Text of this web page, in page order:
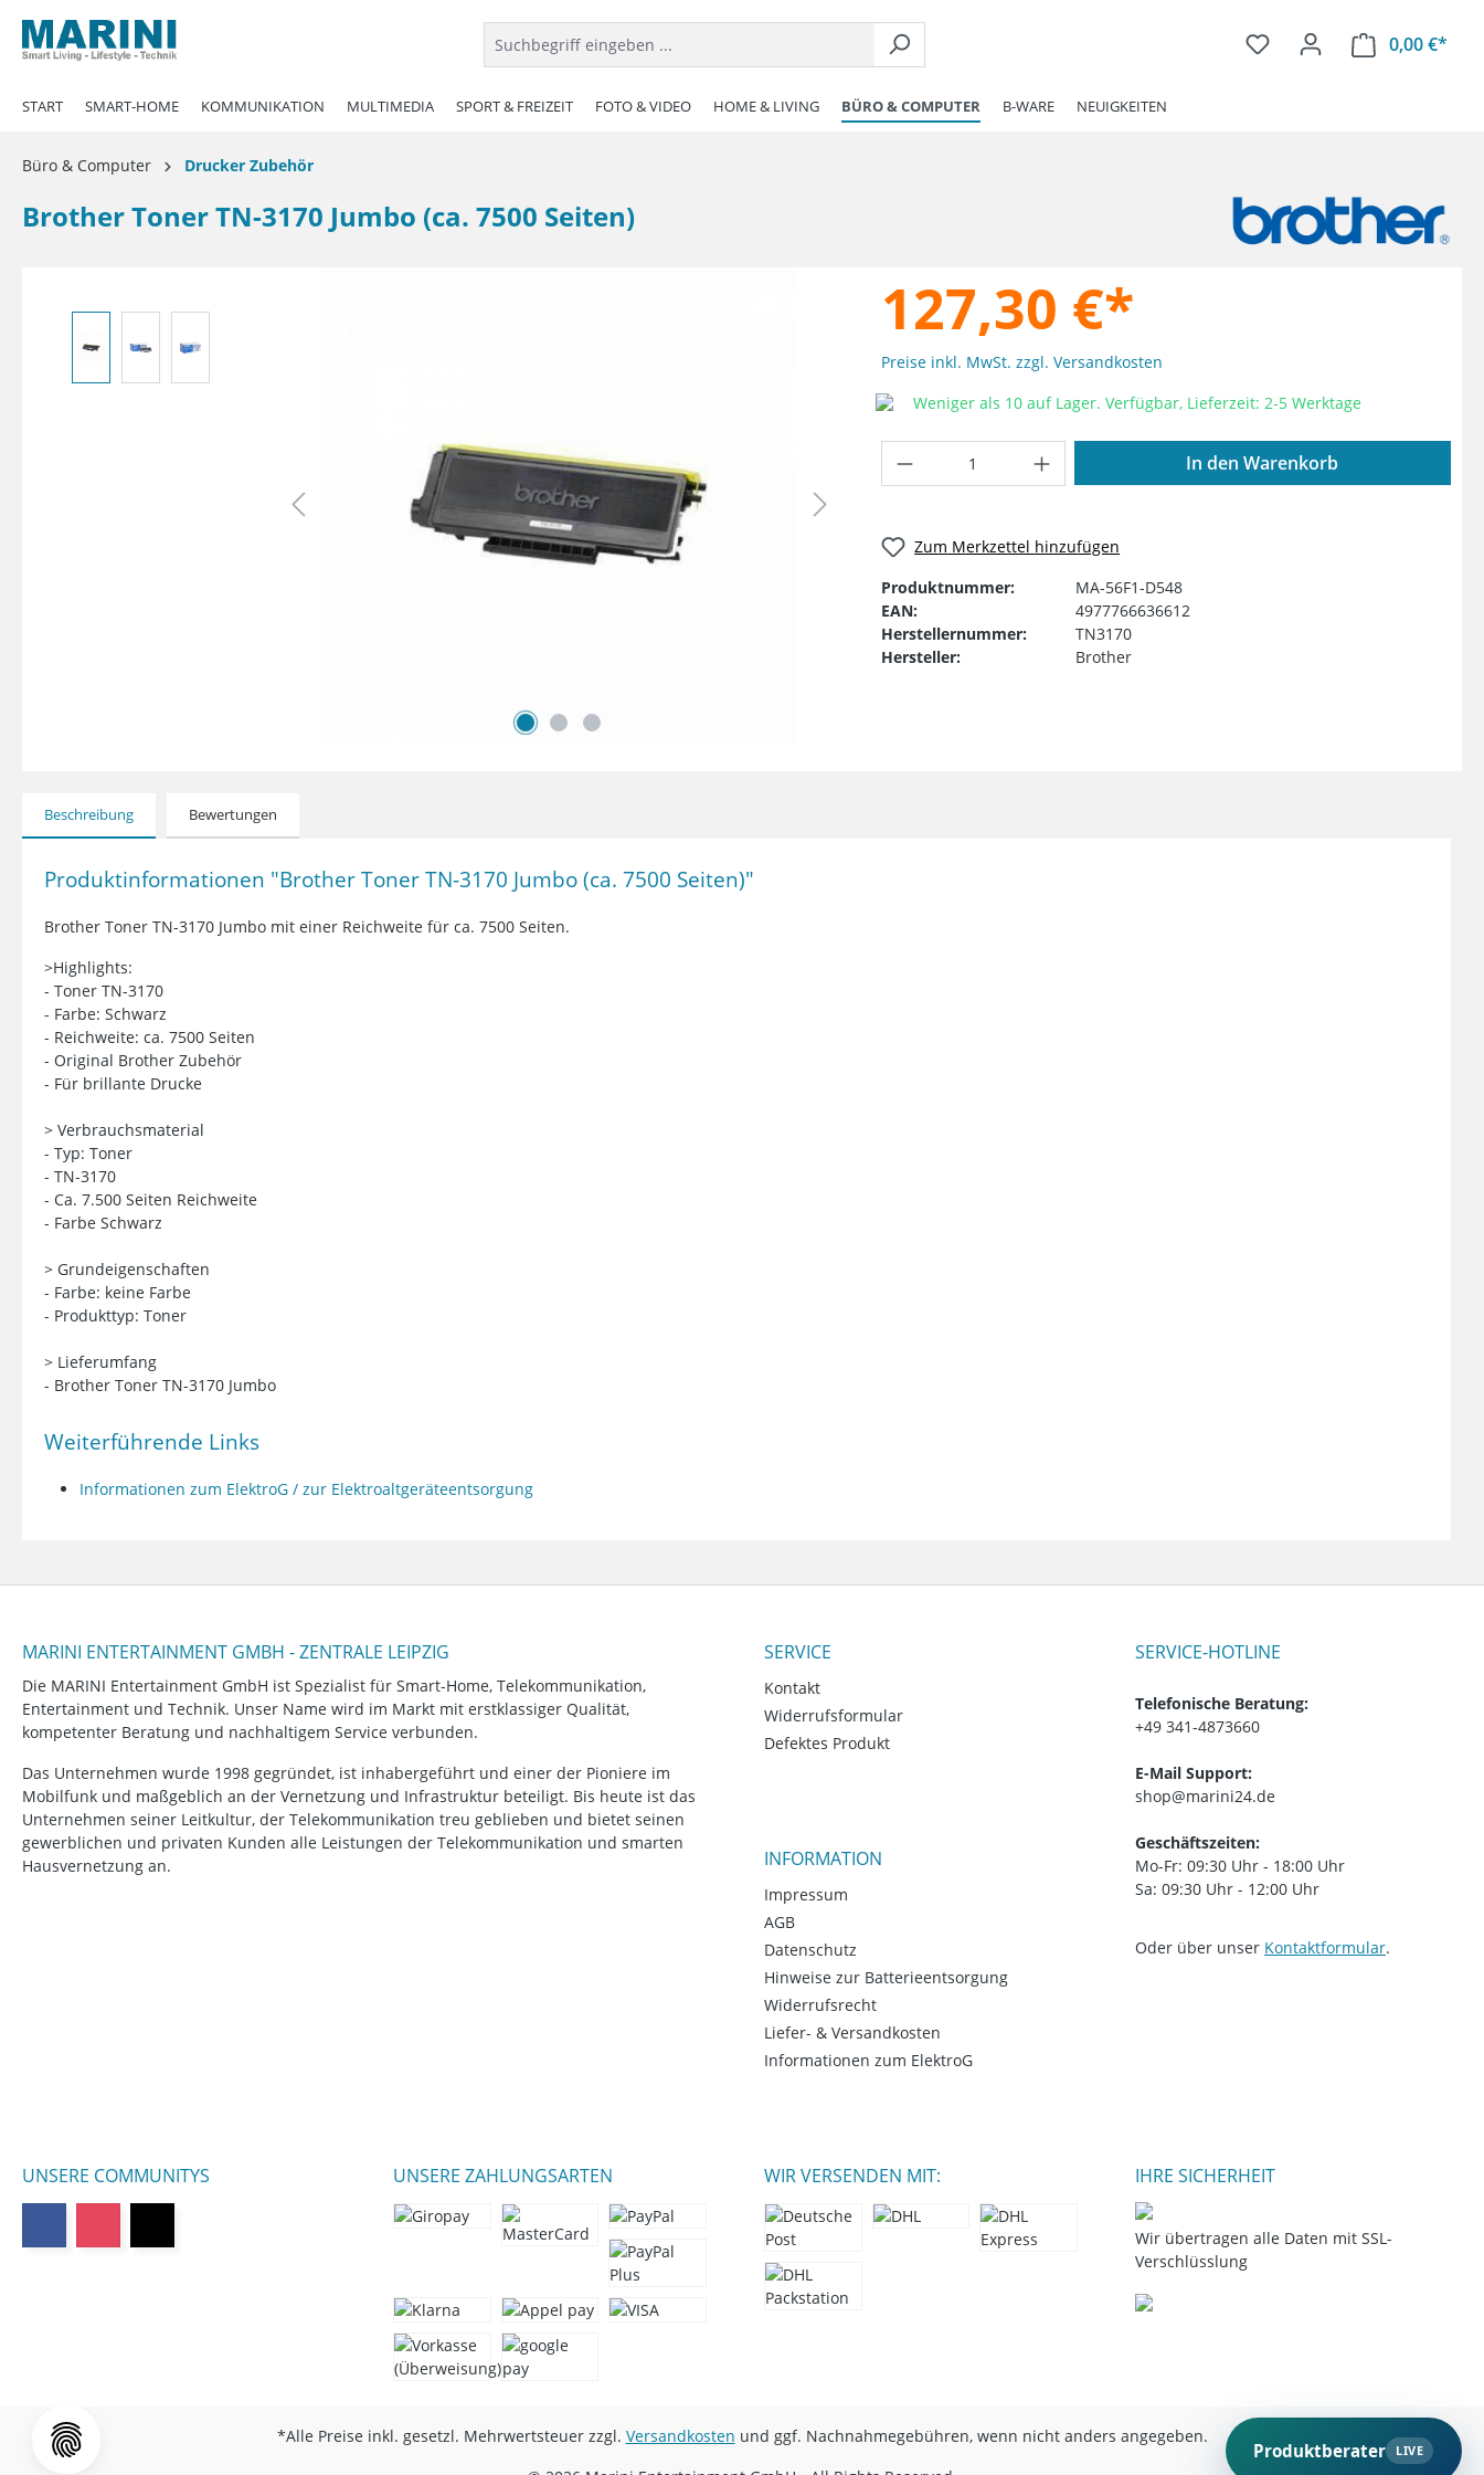
Zur Hauptnavigation springen
0,00 €*
START SMART-HOME KOMMUNIKATION MULTIMEDIA SPORT & FREIZEIT FOTO & VIDEO HOME & LIVING BÜRO & COMPUTER B-WARE NEUIGKEITEN
Büro & Computer Drucker Zubehör
Brother Toner TN-3170 Jumbo (ca. 7500 Seiten)
127,30 €*
Preise inkl. MwSt. zzgl. Versandkosten
Weniger als 10 auf Lager. Verfügbar, Lieferzeit: 2-5 Werktage
Produkt Anzahl: Gib den gewünschten Wert
In den Warenkorb
Zum Merkzettel hinzufügen
Produktnummer:
MA-56F1-D548
EAN:
4977766636612
Herstellernummer:
TN3170
Hersteller:
Brother
Beschreibung Bewertungen
Produktinformationen "Brother Toner TN-3170 Jumbo (ca. 7500 Seiten)"
Brother Toner TN-3170 Jumbo mit einer Reichweite für ca. 7500 Seiten.
>Highlights:
- Toner TN-3170
- Farbe: Schwarz
- Reichweite: ca. 7500 Seiten
- Original Brother Zubehör
- Für brillante Drucke
> Verbrauchsmaterial
- Typ: Toner
- TN-3170
- Ca. 7.500 Seiten Reichweite
- Farbe Schwarz
> Grundeigenschaften
- Farbe: keine Farbe
- Produkttyp: Toner
> Lieferumfang
- Brother Toner TN-3170 Jumbo
Weiterführende Links
Informationen zum ElektroG / zur Elektroaltgeräteentsorgung
MARINI ENTERTAINMENT GMBH - ZENTRALE LEIPZIG
Die MARINI Entertainment GmbH ist Spezialist für Smart-Home, Telekommunikation,
Entertainment und Technik. Unser Name wird im Markt mit erstklassiger Qualität,
kompetenter Beratung und nachhaltigem Service verbunden.
Das Unternehmen wurde 1998 gegründet, ist inhabergeführt und einer der Pioniere im
Mobilfunk und maßgeblich an der Vernetzung und Infrastruktur beteiligt. Bis heute ist das
Unternehmen seiner Leitkultur, der Telekommunikation treu geblieben und bietet seinen
gewerblichen und privaten Kunden alle Leistungen der Telekommunikation und smarten
Hausvernetzung an.
SERVICE
Kontakt
Widerrufsformular
Defektes Produkt
INFORMATION
Impressum
AGB
Datenschutz
Hinweise zur Batterieentsorgung
Widerrufsrecht
Liefer- & Versandkosten
Informationen zum ElektroG
SERVICE-HOTLINE
Telefonische Beratung:
+49 341-4873660
E-Mail Support:
shop@marini24.de
Geschäftszeiten:
Mo-Fr: 09:30 Uhr - 18:00 Uhr
Sa: 09:30 Uhr - 12:00 Uhr
Oder über unser Kontaktformular.
UNSERE COMMUNITYS UNSERE ZAHLUNGSARTEN WIR VERSENDEN MIT: IHRE SICHERHEIT
Wir übertragen alle Daten mit SSL-
Verschlüsslung
*Alle Preise inkl. gesetzl. Mehrwertsteuer zzgl. Versandkosten und ggf. Nachnahmegebühren, wenn nicht anders angegeben.
Produktberater LIVE